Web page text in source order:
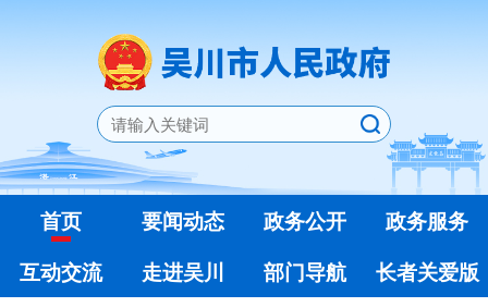
首页 要闻动态 政务公开
政务服务
互动交流
走进吴川 部门导航 长者关爱版